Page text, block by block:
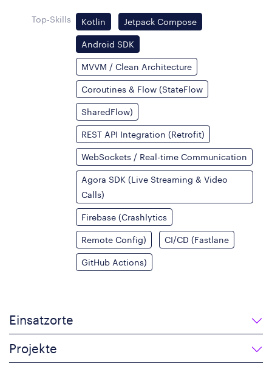
Top-Skills Kotlin Jetpack Compose
Android SDK
MVVM / Clean Architecture
Coroutines & Flow (StateFlow
SharedFlow)
REST API Integration (Retrofit)
WebSockets / Real-time Communication
Agora SDK (Live Streaming & Video
Calls)
Firebase (Crashlytics
Remote Config) CI/CD (Fastlane
GitHub Actions)
Einsatzorte
Projekte